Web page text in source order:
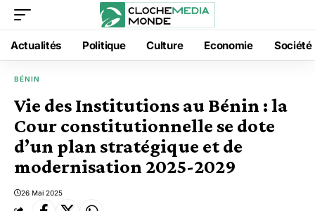
Actualités Politique Culture Economie Société
BÉNIN
Vie des Institutions au Bénin : la
Cour constitutionnelle se dote
d’un plan stratégique et de
modernisation 2025-2029
26 Mai 2025